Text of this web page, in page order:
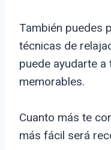
También puedes
técnicas de
puede ayudarte
memorables.
Cuanto más te
más fácil será